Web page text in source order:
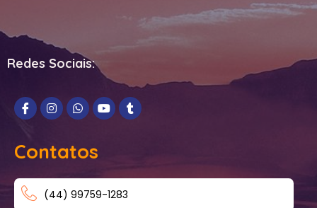
Redes Sociais:
Contatos
(44) 99759-1283